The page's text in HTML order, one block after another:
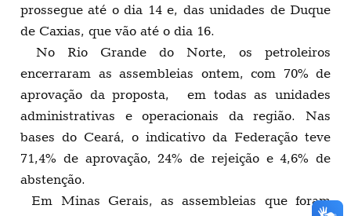
prossegue até o dia 14 e, das unidades de Duque
de Caxias, que vão até o dia 16.
No Rio Grande do Norte, os petroleiros
encerraram as assembleias ontem, com 70% de
aprovação da proposta, em todas as unidades
administrativas e operacionais da região. Nas
bases do Ceará, o indicativo da Federação teve
71,4% de aprovação, 24% de rejeição e 4,6% de
abstenção.
Em Minas Gerais, as assembleias que foram